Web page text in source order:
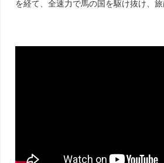
を経て、全速力で馬の国を駆け抜け、旅